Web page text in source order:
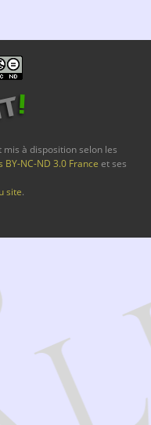
à disposition selon les
NC-ND 3.0 France et ses
site.